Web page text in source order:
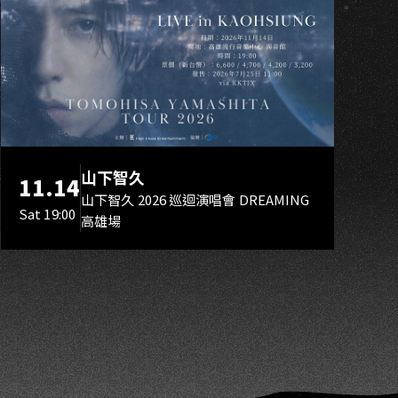
11.14
Sat 19:00
山下智久
山下智久 2026 巡迴演唱會 DREAMING
高雄場